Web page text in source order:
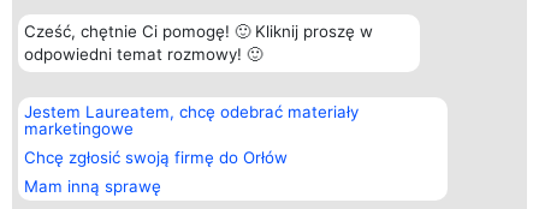
Cześć, chętnie Ci pomogę! 🙂 Kliknij proszę w
odpowiedni temat rozmowy! 🙂
Jestem Laureatem, chcę odebrać materiały
marketingowe
Chcę zgłosić swoją firmę do Orłów
Mam inną sprawę
Organizator plebiscytu
Bright Side Solutions sp. z o.
o. sp. k.
ul. Ruska 22
Wrocław 50-079
KRS 0000749100 | Regon
381313360 | NIP 8943132676
Plebiscyt
Laureaci
wszystkich
Laureatów
Regulamin
Kontakt
Kontakt